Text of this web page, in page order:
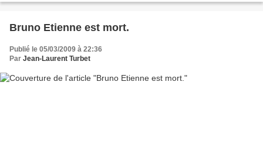
Bruno Etienne est mort.
Publié le 05/03/2009 à 22:36
Par Jean-Laurent Turbet